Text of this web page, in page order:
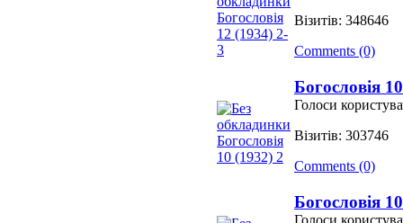
Візитів: 348646
Comments (0)
Богословія
Голоси
Візитів: 303746
Comments (0)
Богословія
Голоси